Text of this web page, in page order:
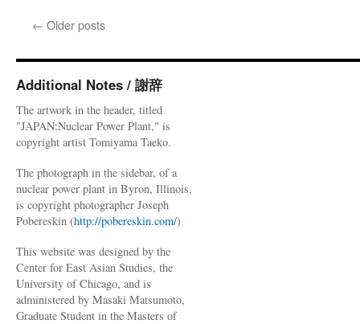
← Older posts
Additional Notes / 謝辞
The artwork in the header, titled
"JAPAN:Nuclear Power Plant," is
copyright artist Tomiyama Taeko.
The photograph in the sidebar, of a
nuclear power plant in Byron, Illinois,
is copyright photographer Joseph
Pobereskin (http://pobereskin.com/)
This website was designed by the
Center for East Asian Studies, the
University of Chicago, and is
administered by Masaki Matsumoto,
Graduate Student in the Masters of